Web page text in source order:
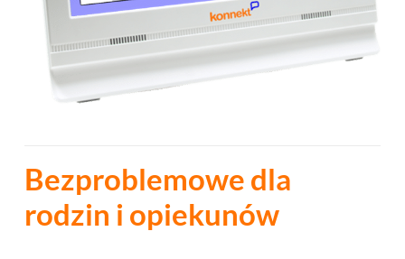
Bezproblemowe dla
rodzin i opiekunów